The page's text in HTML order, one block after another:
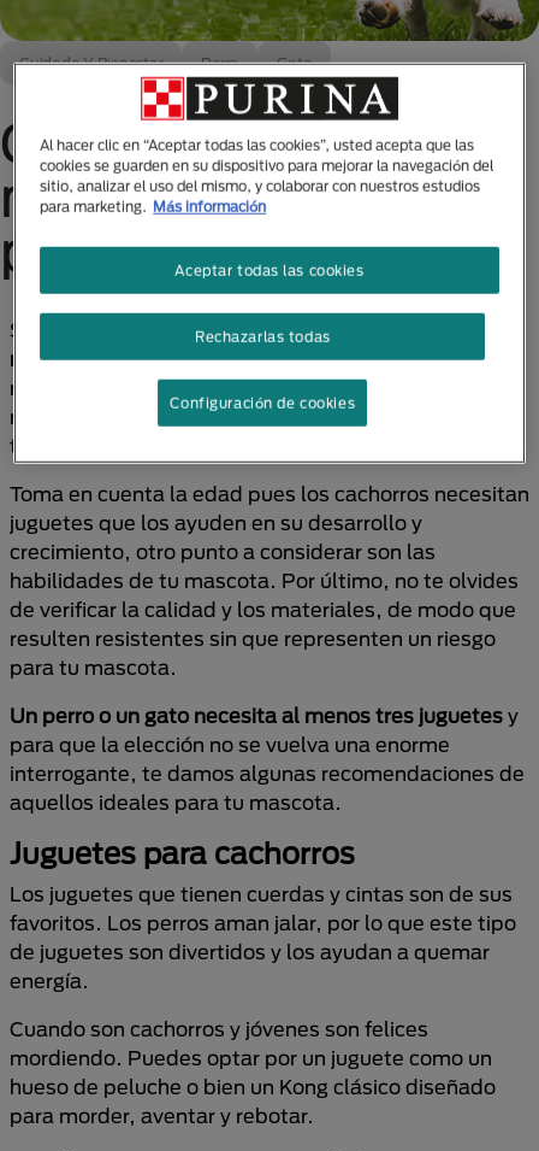
Cuidado Y Bienestar Perro Gato
Cómo elegir los
mejores juguetes
para mascotas
Sabemos que
entre las cosas que tu querida
mascota necesita están sus juguetes, pero al
momento de adquirirlos te encuentras con
muchísimos productos de diferentes formas,
tamaños, colores y materiales.
Toma en cuenta la edad pues los cachorros necesitan
juguetes que los ayuden en su desarrollo y
crecimiento, otro punto a considerar son las
habilidades de tu mascota. Por último, no te olvides
de verificar la calidad y los materiales, de modo que
resulten resistentes sin que representen un riesgo
para tu mascota.
Un perro o un gato necesita al menos tres juguetes y
para que la elección no se vuelva una enorme
interrogante, te damos algunas recomendaciones de
aquellos ideales para tu mascota.
Juguetes para cachorros
Los juguetes que tienen cuerdas y cintas son de sus
favoritos. Los perros aman jalar, por lo que este tipo
de juguetes son divertidos y los ayudan a quemar
energía.
Cuando son cachorros y jóvenes son felices
mordiendo. Puedes optar por un juguete como un
hueso de peluche o bien un Kong clásico diseñado
para morder, aventar y rebotar.
Al hacer clic en “Aceptar todas las cookies”, usted acepta que las
cookies se guarden en su dispositivo para mejorar la navegación del
sitio, analizar el uso del mismo, y colaborar con nuestros estudios
para marketing.
Más información
Rechazarlas todas
Aceptar todas las cookies
Configuración de cookies